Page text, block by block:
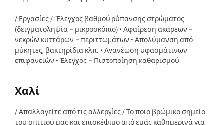
/ Εργασίες / ‘Έλεγχος βαθμού ρύπανσης στρώματος
(δειγματοληψία – μικροσκόπιο) • Αφαίρεση ακάρεων –
νεκρών κυττάρων – περιττωμάτων • Απολύμανση από
μύκητες, βακτηρίδια κλπ. • Ανανέωση υφασμάτινων
επιφανειών • Έλεγχος – Πιστοποίηση καθαρισμού
Χαλί
/ Απαλλαγείτε από τις αλλεργίες / Το ποιο βρώμικο σημείο
του σπιτιού μας και επισκέψιμο από εμάς καθημερινά για